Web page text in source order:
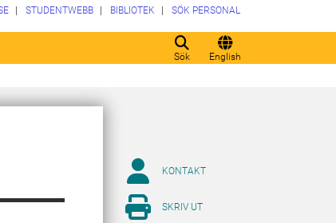
Sök English
STUDENTWEBB BIBLIOTEK SÖK PERSONAL
KONTAKT
SKRIV UT